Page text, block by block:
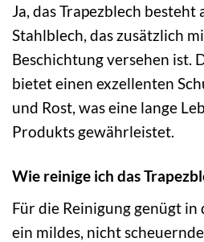
Ja, das Trapezblech besteht
Stahlblech, das zusätzlich
Beschichtung versehen ist.
bietet einen exzellenten
und Rost, was eine lange
Produkts gewährleistet.
Wie reinige ich das
Für die Reinigung genügt in
ein mildes, nicht